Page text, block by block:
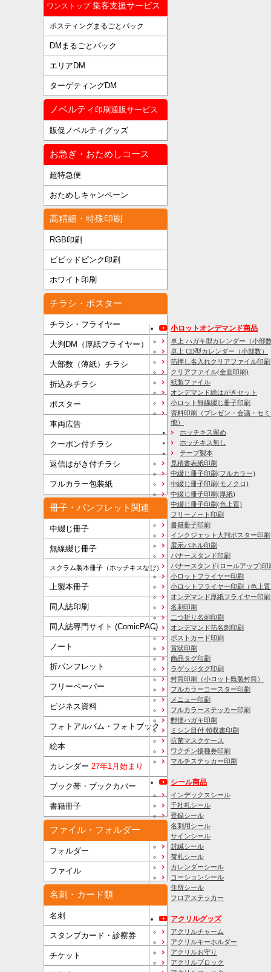
ワンストップ集客支援サービス
ポスティングまるごとパック
DMまるごとパック
エリアDM
ターゲティングDM
ノベルティ 印刷通販サービス
販促ノベルティグッズ
お急ぎ・おためしコース
超特急便
おためしキャンペーン
高精細・特殊印刷
RGB印刷
ビビッドピンク印刷
ホワイト印刷
チラシ・ポスター
チラシ・フライヤー
大判DM（厚紙フライヤー）
大部数（薄紙）チラシ
折込みチラシ
ポスター
車両広告
クーポン付チラシ
返信はがき付チラシ
フルカラー包装紙
冊子・パンフレット関連
中綴じ冊子
無線綴じ冊子
スクラム製本冊子（ホッチキスなし）
上製本冊子
同人誌印刷
同人誌専門サイト (ComicPAC)
ノート
折パンフレット
フリーペーパー
ビジネス資料
フォトアルバム・フォトブック
絵本
カレンダー 27年1月始まり
ブック帯・ブックカバー
書籍冊子
ファイル・フォルダー
フォルダー
ファイル
名刺・カード類
名刺
スタンプカード・診察券
チケット
小ロットオンデマンド商品
卓上 ハガキ型カレンダー（小部
卓上 CD型カレンダー（小部数）
箔押し名入れクリアファイル印刷
クリアファイル(全面印刷)
紙製ファイル
オンデマンド絵はがきセット
小ロット無線綴じ冊子印刷
資料印刷
（プレゼン・会議・セ
他）
ホッチキス留め
ホッチキス無し
テープ製本
見積書表紙印刷
中綴じ冊子印刷(フルカラー)
中綴じ冊子印刷(モノクロ)
中綴じ冊子印刷(厚紙)
中綴じ冊子印刷(色上質)
フリーノート印刷
書籍冊子印刷
インクジェット大判ポスター印刷
展示パネル印刷
バナースタンド印刷
バナースタンド(ロールアップ)印
小ロットフライヤー印刷
小ロットフライヤー印刷（色上
オンデマンド厚紙フライヤー印刷
名刺印刷
二つ折り名刺印刷
オンデマンド箔名刺印刷
ポストカード印刷
賞状印刷
商品タグ印刷
ラゲッジタグ印刷
封筒印刷
（小ロット既製封筒）
フルカラーコースター印刷
メニュー印刷
フルカラーステッカー印刷
郵便ハガキ印刷
ミシン目付 領収書印刷
抗菌マスクケース
ワクチン接種券印刷
マルチステッカー印刷
シール商品
インデックスシール
千社札シール
登録シール
名刺用シール
サインシール
封緘シール
荷札シール
カレンダーシール
コーションシール
住所シール
フロアステッカー
アクリルグッズ
アクリルチャーム
アクリルキーホルダー
アクリルお守り
アクリルブロック